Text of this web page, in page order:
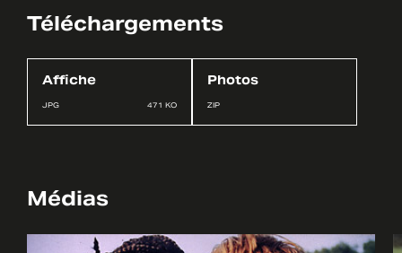
Téléchargements
Affiche
JPG 471 KO
Photos
ZIP
Médias